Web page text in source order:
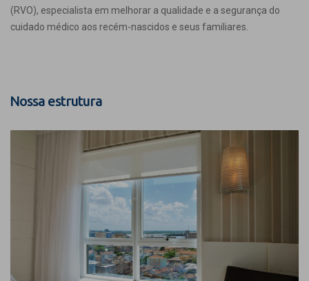
(RVO), especialista em melhorar a qualidade e a segurança do
cuidado médico aos recém-nascidos e seus familiares.
Nossa estrutura